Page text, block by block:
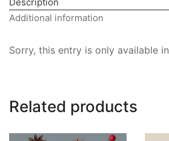
Additional information
Sorry, this entry is only available in
Related products